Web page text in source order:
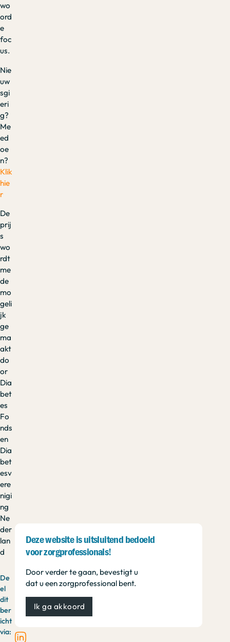
wo
ord
e
foc
us.
Nie
uw
sgi
eri
g?
Me
ed
oe
n?
Klik
hie
r
De
prij
s
wo
rdt
me
de
mo
geli
jk
ge
ma
akt
do
or
Dia
bet
es
Fo
nds
en
Dia
bet
esv
ere
nigi
ng
Ne
der
lan
d
De
el
dit
ber
icht
via:
Deze website is uitsluitend bedoeld
voor zorgprofessionals!
Door verder te gaan, bevestigt u
dat u een zorgprofessional bent.
Ik ga akkoord